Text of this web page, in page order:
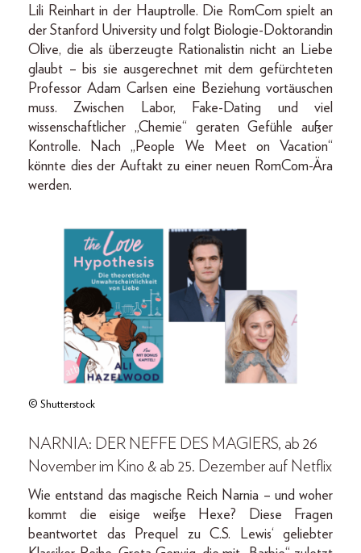
Lili Reinhart in der Hauptrolle. Die RomCom spielt an
der Stanford University und folgt Biologie-Doktorandin
Olive, die als überzeugte Rationalistin nicht an Liebe
glaubt – bis sie ausgerechnet mit dem gefürchteten
Professor Adam Carlsen eine Beziehung vortäuschen
muss. Zwischen Labor, Fake-Dating und viel
wissenschaftlicher „Chemie“ geraten Gefühle außer
Kontrolle. Nach „People We Meet on Vacation“
könnte dies der Auftakt zu einer neuen RomCom-Ära
werden.
© Shutterstock
NARNIA: DER NEFFE DES MAGIERS, ab 26
November im Kino & ab 25. Dezember auf Netflix
Wie entstand das magische Reich Narnia – und woher
kommt die eisige weiße Hexe? Diese Fragen
beantwortet das Prequel zu C.S. Lewis‘ geliebter